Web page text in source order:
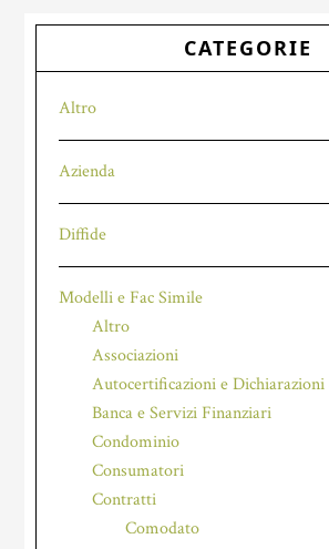
CATEGORIE
Altro
Azienda
Diffide
Modelli e Fac Simile
Altro
Associazioni
Autocertificazioni e
Banca e Servizi Finanziari
Condominio
Consumatori
Contratti
Comodato